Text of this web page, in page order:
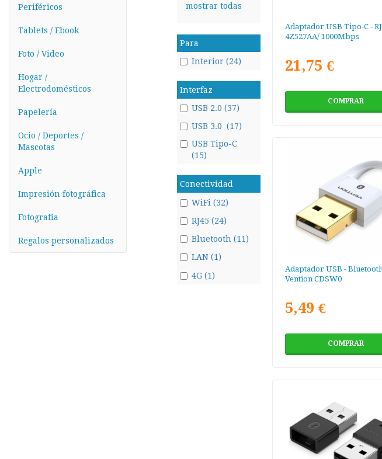
Periféricos
Tablets / Ebook
Foto / Video
Hogar /
Electrodomésticos
Papelería
Ocio / Deportes /
Mascotas
Apple
Impresión fotográfica
Fotografía
Regalos personalizados
mostrar todas
Para
Interior (24)
Interfaz
USB 2.0 (37)
USB 3.0 (17)
USB Tipo-C
(15)
Conectividad
WiFi (32)
RJ45 (24)
Bluetooth (11)
LAN (1)
4G (1)
Adaptador USB Tipo-C -
4Z527AA/ 1000Mbps
21,75 €
COMPRAR
Adaptador USB -
Vention CDSW0
5,49 €
COMPRAR